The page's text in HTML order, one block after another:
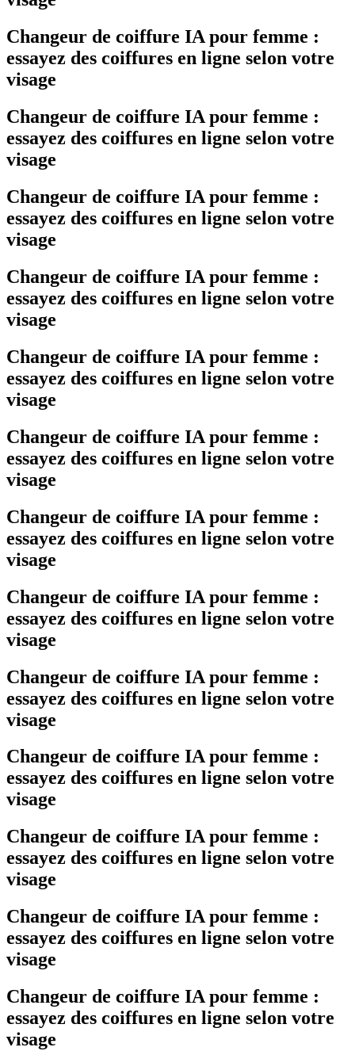
Changeur de coiffure IA pour femme :
essayez des coiffures en ligne selon votre
visage
Changeur de coiffure IA pour femme :
essayez des coiffures en ligne selon votre
visage
Changeur de coiffure IA pour femme :
essayez des coiffures en ligne selon votre
visage
Changeur de coiffure IA pour femme :
essayez des coiffures en ligne selon votre
visage
Changeur de coiffure IA pour femme :
essayez des coiffures en ligne selon votre
visage
Changeur de coiffure IA pour femme :
essayez des coiffures en ligne selon votre
visage
Changeur de coiffure IA pour femme :
essayez des coiffures en ligne selon votre
visage
Changeur de coiffure IA pour femme :
essayez des coiffures en ligne selon votre
visage
Changeur de coiffure IA pour femme :
essayez des coiffures en ligne selon votre
visage
Changeur de coiffure IA pour femme :
essayez des coiffures en ligne selon votre
visage
Changeur de coiffure IA pour femme :
essayez des coiffures en ligne selon votre
visage
Changeur de coiffure IA pour femme :
essayez des coiffures en ligne selon votre
visage
Changeur de coiffure IA pour femme :
essayez des coiffures en ligne selon votre
visage